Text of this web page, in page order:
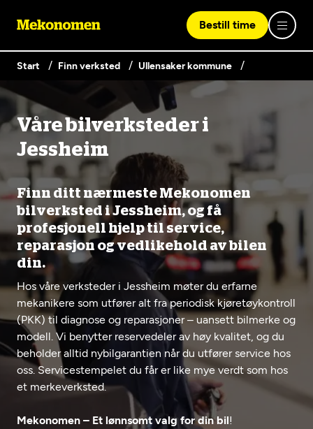
Finn verksted
Våre tjenester
Bilservice
EU-kontroll - Vanlig bil (opptil 3,5t)
Diagnose/Feilsøking
Se alle (52) tjenester her
Mekonomen Bilkonto
Hvorfor Mekonomen
Bilkonto
Elbilverksted
Fritt verkstedvalg
Lønnsomt valg
Mobilitetsgaranti
Nybilgaranti og fabrikkgaranti
Biltips og råd
Bestill time
Lag en brukerkonto
Er du ikke Mekonomen-kunde ennå? Opprett en konto
ved å klikke på knappen nedenfor.
Opprett en konto
Logg inn med Vipps
Vipps på denne enhet
Start Finn verksted Ullensaker kommune
Våre bilverksteder i
Jessheim
Finn ditt nærmeste Mekonomen
bilverksted i Jessheim, og få
profesjonell hjelp til service,
reparasjon og vedlikehold av bilen
din.
Hos våre verksteder i Jessheim møter du erfarne
mekanikere som utfører alt fra periodisk kjøretøykontroll
(PKK) til diagnose og reparasjoner – uansett bilmerke og
modell. Vi benytter reservedeler av høy kvalitet, og du
beholder alltid nybilgarantien når du utfører service hos
oss. Servicestempelet du får er like mye verdt som hos
et merkeverksted.
Mekonomen – Et lønnsomt valg for din bil!